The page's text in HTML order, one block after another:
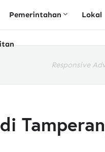
Pemerintahan Lokal
Responsive